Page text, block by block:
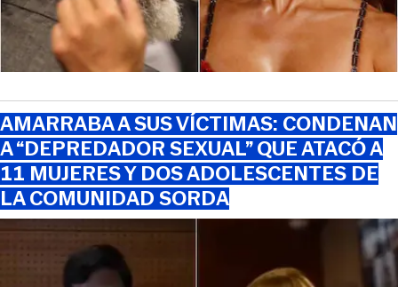
AMARRABA A SUS VÍCTIMAS: CONDENAN
A “DEPREDADOR SEXUAL” QUE ATACÓ A
11 MUJERES Y DOS ADOLESCENTES DE
LA COMUNIDAD SORDA